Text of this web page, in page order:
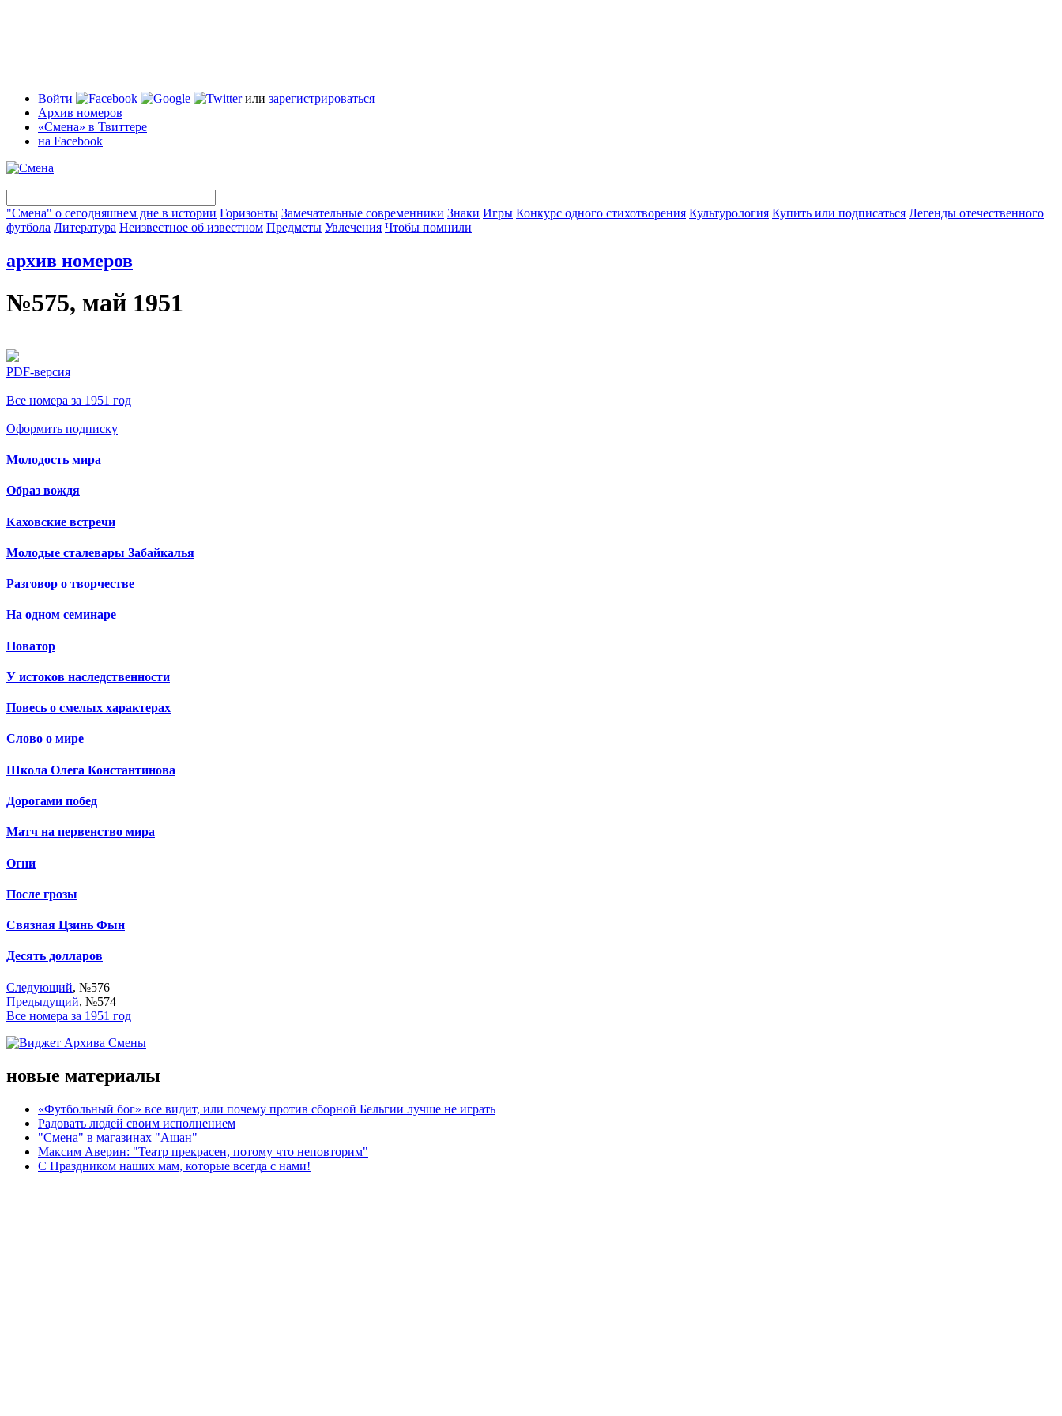
Войти или зарегистрироваться
Архив номеров
«Смена» в Твиттере
на Facebook
"Смена" о сегодняшнем дне в истории Горизонты Замечательные современники Знаки Игры Конкурс одного стихотворения Культурология Купить или подписаться Легенды отечественного
футбола Литература Неизвестное об известном Предметы Увлечения Чтобы помнили
архив номеров
№575, май 1951
PDF-версия
Все номера за 1951 год
Оформить подписку
Молодость мира
Образ вождя
Каховские встречи
Молодые сталевары Забайкалья
Разговор о творчестве
На одном семинаре
Новатор
У истоков наследственности
Повесь о смелых характерах
Слово о мире
Школа Олега Константинова
Дорогами побед
Матч на первенство мира
Огни
После грозы
Связная Цзинь Фын
Десять долларов
Следующий, №576
Предыдущий, №574
Все номера за 1951 год
новые материалы
«Футбольный бог» все видит, или почему против сборной Бельгии лучше не играть
Радовать людей своим исполнением
"Смена" в магазинах "Ашан"
Максим Аверин: "Театр прекрасен, потому что неповторим"
С Праздником наших мам, которые всегда с нами!